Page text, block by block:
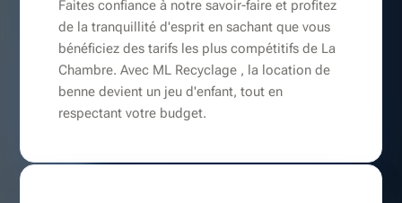
Faites confiance à notre savoir-faire et profitez
de la tranquillité d'esprit en sachant que vous
bénéficiez des tarifs les plus compétitifs de La
Chambre. Avec ML Recyclage , la location de
benne devient un jeu d'enfant, tout en
respectant votre budget.